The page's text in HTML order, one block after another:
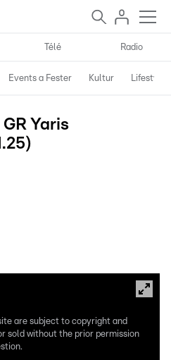
Télé Radio
Events a Fester Kultur Lifestyle
Yaris
are subject to copyright and
sold without the prior permission